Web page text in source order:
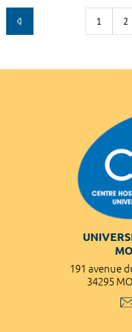
1 2
191 avenue
34295